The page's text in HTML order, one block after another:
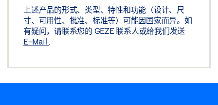
上述产品的形式、类型、特性和功能（设计、尺
寸、可用性、批准、标准等）可能因国家而异。如
有疑问，请联系您的 GEZE 联系人或给我们发送
E-Mail .